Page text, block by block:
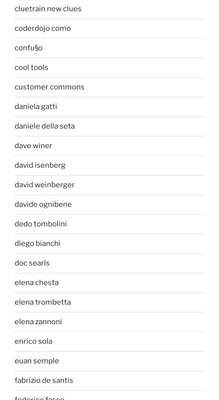
cluetrain new clues
coderdojo como
confu§o
cool tools
customer commons
daniela gatti
daniele della seta
dave winer
david isenberg
david weinberger
davide ognibene
dedo tombolini
diego bianchi
doc searls
elena chesta
elena trombetta
elena zannoni
enrico sola
euan semple
fabrizio de santis